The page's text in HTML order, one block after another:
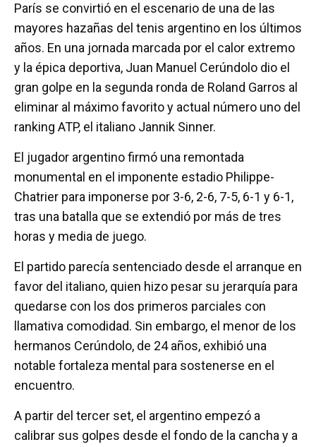
ce
b
o
o
k
tt
er
at
s
A
p
p
ail m
p
ar
tir
París se convirtió en el escenario de una de las
mayores hazañas del tenis argentino en los últimos
años. En una jornada marcada por el calor extremo
y la épica deportiva, Juan Manuel Cerúndolo dio el
gran golpe en la segunda ronda de Roland Garros al
eliminar al máximo favorito y actual número uno del
ranking ATP, el italiano Jannik Sinner.
El jugador argentino firmó una remontada
monumental en el imponente estadio Philippe-
Chatrier para imponerse por 3-6, 2-6, 7-5, 6-1 y 6-1,
tras una batalla que se extendió por más de tres
horas y media de juego.
El partido parecía sentenciado desde el arranque en
favor del italiano, quien hizo pesar su jerarquía para
quedarse con los dos primeros parciales con
llamativa comodidad. Sin embargo, el menor de los
hermanos Cerúndolo, de 24 años, exhibió una
notable fortaleza mental para sostenerse en el
encuentro.
A partir del tercer set, el argentino empezó a
calibrar sus golpes desde el fondo de la cancha y a